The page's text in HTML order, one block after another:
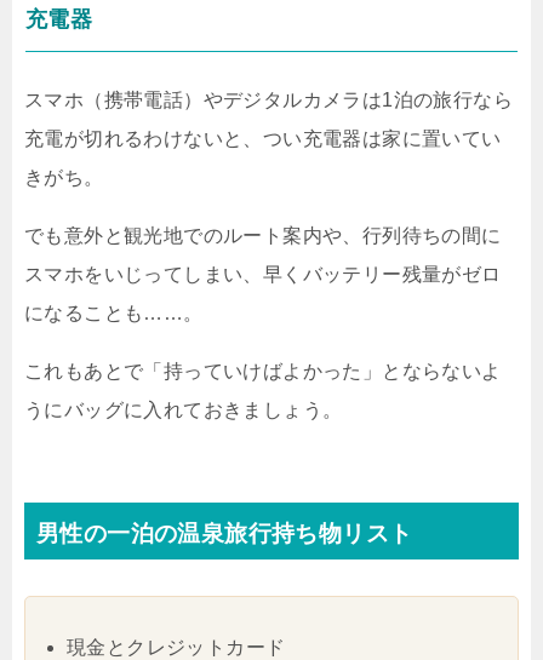
充電器
スマホ（携帯電話）やデジタルカメラは1泊の旅行なら
充電が切れるわけないと、つい充電器は家に置いてい
きがち。
でも意外と観光地でのルート案内や、行列待ちの間に
スマホをいじってしまい、早くバッテリー残量がゼロ
になることも……。
これもあとで「持っていけばよかった」とならないよ
うにバッグに入れておきましょう。
男性の一泊の温泉旅行持ち物リスト
現金とクレジットカード